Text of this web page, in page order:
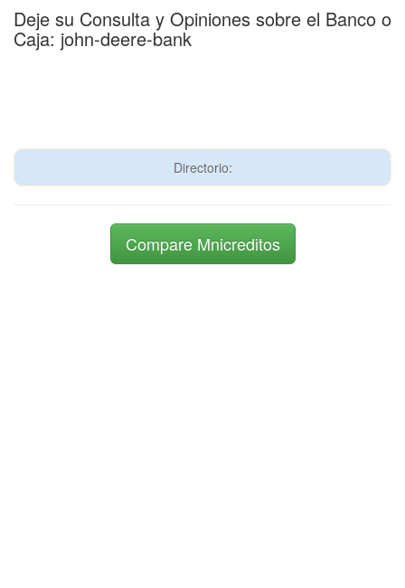
Deje su Consulta y Opiniones sobre el Banco o
Caja: john-deere-bank
Directorio:
Compare Mnicreditos